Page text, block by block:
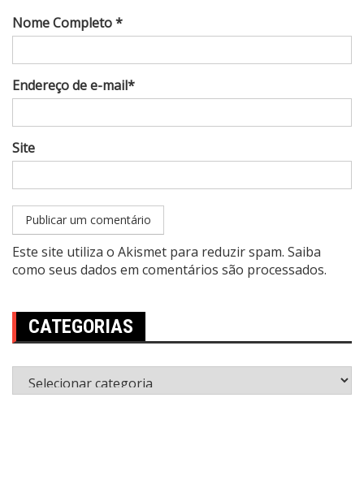
Nome Completo *
Endereço de e-mail*
Site
Este site utiliza o Akismet para reduzir spam. Saiba
como seus dados em comentários são processados.
CATEGORIAS
Categorias